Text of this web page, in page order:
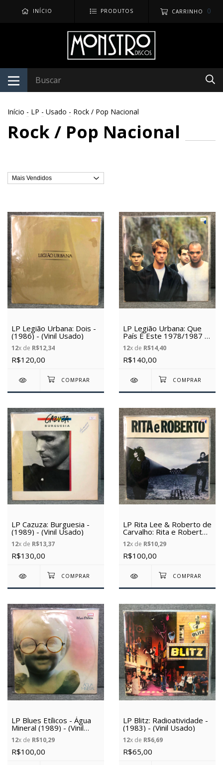
INÍCIO PRODUTOS CARRINHO 0
Início - LP - Usado - Rock / Pop Nacional
Rock / Pop Nacional
LP Legião Urbana: Dois -
(1986) - (Vinil Usado)
12x de R$12,34
R$120,00
LP Legião Urbana: Que
País É Este 1978/1987 -
(1987) - (Vinil Usado)
12x de R$14,40
R$140,00
LP Cazuza: Burguesia -
(1989) - (Vinil Usado)
12x de R$13,37
R$130,00
LP Rita Lee & Roberto de
Carvalho: Rita e Roberto
(1985) - (Vinil usado)
12x de R$10,29
R$100,00
LP Blues Etílicos - Água
Mineral (1989) - (Vinil
usado)
12x de R$10,29
R$100,00
LP Blitz: Radioatividade -
(1983) - (Vinil Usado)
12x de R$6,69
R$65,00